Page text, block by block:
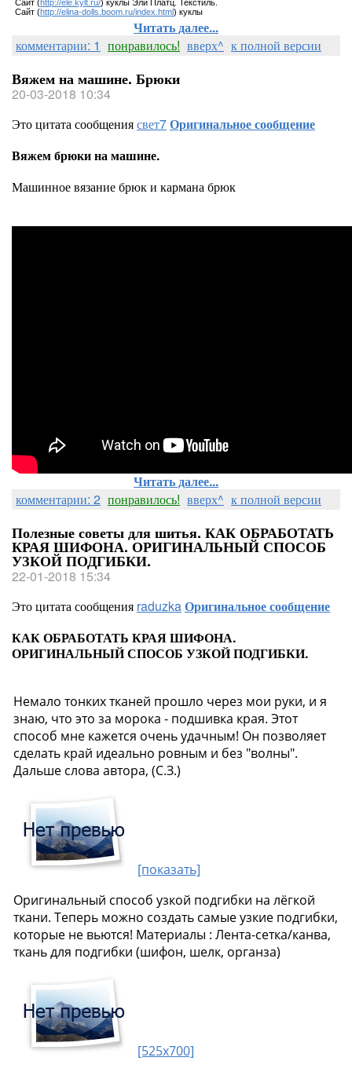
Сайт (http://ele.kylt.ru/) куклы Эли Платц. Текстиль.
Сайт (http://elina-dolls.boom.ru/index.html) куклы
Читать далее...
комментарии: 1 понравилось! вверх^ к полной версии
Вяжем на машине. Брюки
20-03-2018 10:34
Это цитата сообщениясвет7Оригинальное сообщение
Вяжем брюки на машине.
Машинное вязание брюк и кармана брюк
Читать далее...
комментарии: 2 понравилось! вверх^ к полной версии
Полезные советы для шитья. КАК ОБРАБОТАТЬ
КРАЯ ШИФОНА. ОРИГИНАЛЬНЫЙ СПОСОБ
УЗКОЙ ПОДГИБКИ.
22-01-2018 15:34
Это цитата сообщения raduzkaОригинальное сообщение
КАК ОБРАБОТАТЬ КРАЯ ШИФОНА.
ОРИГИНАЛЬНЫЙ СПОСОБ УЗКОЙ ПОДГИБКИ.
Немало тонких тканей прошло через мои руки, и я
знаю, что это за морока - подшивка края. Этот
способ мне кажется очень удачным! Он позволяет
сделать край идеально ровным и без "волны".
Дальше слова автора, (С.З.)
[показать]
Оригинальный способ узкой подгибки на лёгкой
ткани. Теперь можно создать самые узкие подгибки,
которые не вьются! Материалы : Лента-сетка/канва,
ткань для подгибки (шифон, шелк, органза)
[525x700]